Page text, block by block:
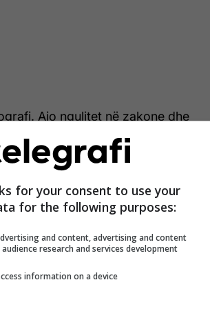
Ajo ngulitet në zakone dhe
ndaj dashurisë, stresit dhe
e shtrenjta apo udhëtimet
si janë ndier gjatë rritjes në
por fëmijët nuk matin
sjelljeje dhe mbajnë mend tonin
që ndërtojnë ndjenjën e
dhjetë gjërat që i shoqërojnë
for your consent to use your
for the following purposes:
and content, advertising and content
research and services development
information on a device